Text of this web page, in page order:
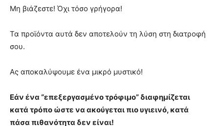
Μη βιάζεστε! Όχι τόσο γρήγορα!
Τα προϊόντα αυτά δεν αποτελούν τη λύση στη διατροφή
σου.
Ας αποκαλύψουμε ένα μικρό μυστικό!
Εάν ένα “επεξεργασμένο τρόφιμο” διαφημίζεται
κατά τρόπο ώστε να ακούγεται πιο υγιεινό, κατά
πάσα πιθανότητα δεν είναι!